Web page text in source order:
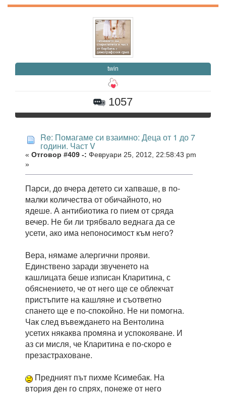
twin
1057
Re: Помагаме си взаимно: Деца от 1 до 7
години. Част V
« Отговор #409 -: Февруари 25, 2012, 22:58:43 pm
»
Парси, до вчера детето си хапваше, в по-
малки количества от обичайното, но
ядеше. А антибиотика го пием от сряда
вечер. Не би ли трябвало веднага да се
усети, ако има непоносимост към него?
Вера, нямаме алергични прояви.
Единствено заради звученето на
кашлицата беше изписан Кларитина, с
обяснението, че от него ще се облекчат
пристъпите на кашляне и съответно
спането ще е по-спокойно. Не ни помогна.
Чак след въвеждането на Вентолина
усетих някаква промяна и успокояване. И
аз си мисля, че Кларитина е по-скоро е
презастраховане.
Предният път пихме Ксимебак. На
втория ден го спрях, понеже от него